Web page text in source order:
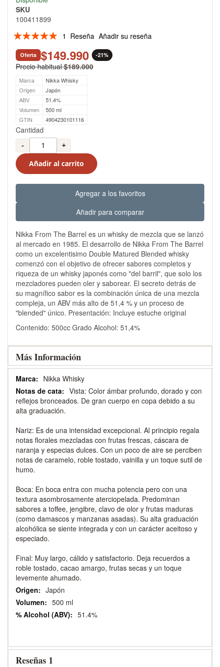
the
beginning
the
images
gallery
SKU
100411899
Valoración:
% of
1 Reseña Añadir su reseña
Oferta $149.990 -21%
Precio habitual $189.000
Marca
Nikka Whisky
Origen
Japón
ABV
51.4%
Volumen
500 ml
GTIN
4904230101116
Cantidad
-
+
Añadir al carrito
Agregar a los favoritos
Añadir para comparar
Nikka From The Barrel es un whisky de mezcla que se lanzó
al mercado en 1985. El desarrollo de Nikka From The Barrel
como un excelentisimo Double Matured Blended whisky
comenzó con el objetivo de ofrecer sabores completos y
riqueza de un whisky japonés como "del barril", que solo los
mezcladores pueden oler y saborear. El secreto detrás de
su magnífico sabor es la combinación única de una mezcla
compleja, un ABV más alto de 51,4 % y un proceso de
"blended" único. Presentación: Incluye estuche original
Contenido: 500cc Grado Alcohol: 51,4%
Más Información
Más
Información
Nikka Whisky
Vista: Color ámbar profundo, dorado y con
reflejos bronceados. De gran cuerpo en copa debido a su
alta graduación.
Nariz: Es de una intensidad excepcional. Al principio regala
notas florales mezcladas con frutas frescas, cáscara de
naranja y especias dulces. Con un poco de aire se perciben
notas de caramelo, roble tostado, vainilla y un toque sutil de
humo.
Boca: En boca entra con mucha potencia pero con una
textura asombrosamente aterciopelada. Predominan
sabores a toffee, jengibre, clavo de olor y frutas maduras
(como damascos y manzanas asadas). Su alta graduación
alcohólica se siente integrada y con un carácter aceitoso y
especiado.
Final: Muy largo, cálido y satisfactorio. Deja recuerdos a
roble tostado, cacao amargo, frutas secas y un toque
levemente ahumado.
Japón
500 ml
51.4%
Reseñas 1